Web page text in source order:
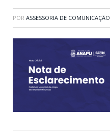
POR ASSESSORIA DE COMUNICAÇÃO